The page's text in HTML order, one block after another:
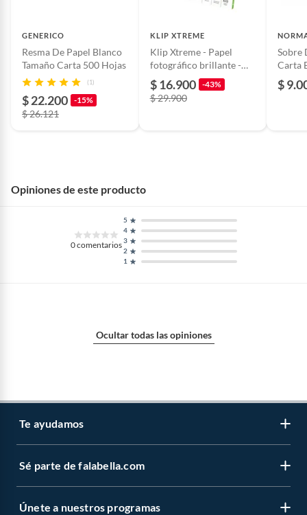
GENERICO
Resma De Papel Blanco
Tamaño Carta 500 Hojas
(1)
$ 22.200 -15%
$ 26.121
KLIP XTREME
Klip Xtreme - Papel
fotográfico brillante -
Papel de fotografía
satinado repelente al
agua
$ 16.900 -43%
$ 29.900
Sobre
Carta
$
Opiniones de este producto
0comentarios
1
2
3
4
5
Ocultar todas las opiniones
Te ayudamos
Venta telefónica
Sé parte de falabella.com
Vende en falabella.com
Únete a nuestros programas